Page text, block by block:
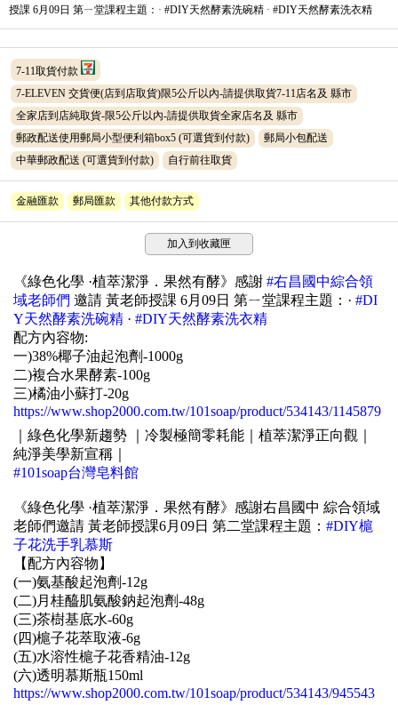
授課 6月09日 第ㄧ堂課程主題：· #DIY天然酵素洗碗精 · #DIY天然酵素洗衣精
7-11取貨付款
7-ELEVEN 交貨便(店到店取貨)限5公斤以內-請提供取貨7-11店名及 縣市
全家店到店純取貨-限5公斤以內-請提供取貨全家店名及 縣市
郵政配送使用郵局小型便利箱box5 (可選貨到付款)
郵局小包配送
中華郵政配送 (可選貨到付款) 自行前往取貨
金融匯款 郵局匯款 其他付款方式
加入到收藏匣
《綠色化學 ·植萃潔淨．果然有酵》感謝 #右昌國中綜合領
域老師們 邀請 黃老師授課 6月09日 第ㄧ堂課程主題：· #DI
Y天然酵素洗碗精 · #DIY天然酵素洗衣精
配方內容物:
一)38%椰子油起泡劑-1000g
二)複合水果酵素-100g
三)橘油小蘇打-20g
https://www.shop2000.com.tw/101soap/product/534143/1145879
｜綠色化學新趨勢 ｜冷製極簡零耗能｜植萃潔淨正向觀｜
純淨美學新宣稱｜
#101soap台灣皂料館
《綠色化學 ·植萃潔淨．果然有酵》感謝右昌國中 綜合領域
老師們邀請 黃老師授課6月09日 第二堂課程主題： #DIY槴
子花洗手乳慕斯
【配方內容物】
(一)氨基酸起泡劑-12g
(二)月桂醯肌氨酸鈉起泡劑-48g
(三)茶樹基底水-60g
(四)槴子花萃取液-6g
(五)水溶性槴子花香精油-12g
(六)透明慕斯瓶150ml
https://www.shop2000.com.tw/101soap/product/534143/945543